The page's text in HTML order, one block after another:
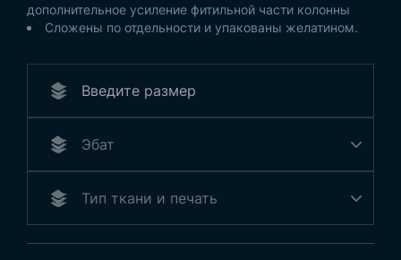
дополнительное усиление фитильной части колонны
Сложены по отдельности и упакованы желатином.